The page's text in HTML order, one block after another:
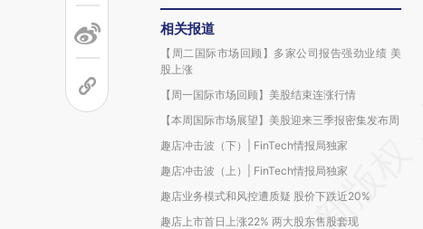
相关报道
【周二国际市场回顾】多家公司报告强劲业绩 美
股上涨
【周一国际市场回顾】美股结束连涨行情
【本周国际市场展望】美股迎来三季报密集发布周
趣店冲击波（下）| FinTech情报局独家
趣店冲击波（上）| FinTech情报局独家
趣店业务模式和风控遭质疑 股价下跌近20%
趣店上市首日上涨22% 两大股东售股套现